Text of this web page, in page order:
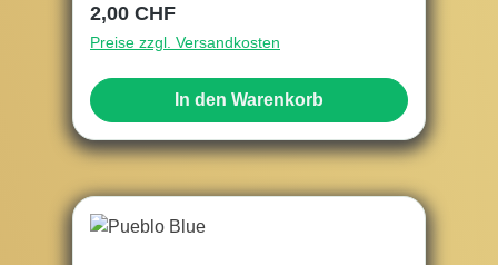
Regulärer Preis:
2,00 CHF
Preise zzgl. Versandkosten
In den Warenkorb